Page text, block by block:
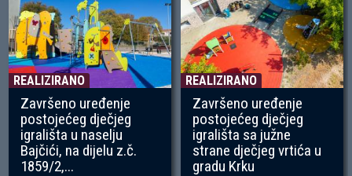
REALIZIRANO
Završeno uređenje
postojećeg dječjeg
igrališta u naselju
Bajčići, na dijelu z.č.
1859/2,...
REALIZIRANO
Završeno uređenje
postojećeg dječjeg
igrališta sa južne
strane dječjeg vrtića u
gradu Krku